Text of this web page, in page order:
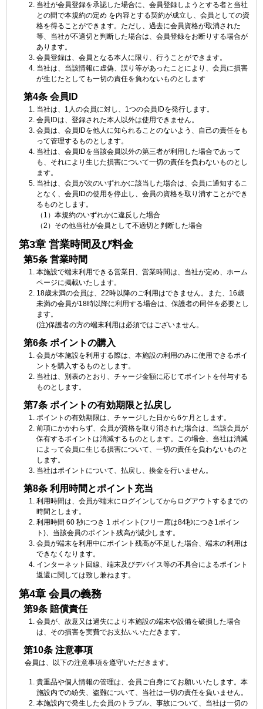
当社が会員登録を承認した場合に、会員登録しようとする者と当社
との間で本規約の定め を内容とする契約が成立し、会員としての資
格を得ることができます。ただし、過去に会員資格が取消された
等、当社が不適切と判断した場合は、会員登録をお断りする場合が
あります。
会員登録は、会員となる本人に限り、行うことができます。
当社は、当該情報に虚偽、誤り等があったことにより、会員に損害
が生じたとしても一切の責任を負わないものとします
第4条 会員ID
当社は、1人の会員に対し、1つの会員IDを発行します。
会員IDは、登録された本人以外は使用できません。
会員は、会員IDを他人に知られることのないよう、自己の責任をも
って管理するものとします。
当社は、会員IDを当該会員以外の第三者が利用した場合であって
も、それにより生じた損害について一切の責任を負わないものとし
ます。
当社は、会員が次のいずれかに該当した場合は、会員に通知するこ
となく、会員IDの使用を停止し、会員の資格を取り消すことができ
るものとします。
（1）本規約のいずれかに違反した場合
（2）その他当社が会員として不適切と判断した場合
第3章 営業時間及び料金
第5条 営業時間
本施設で端末利用できる営業日、営業時間は、当社が定め、ホーム
ページに掲載いたします。
18歳未満の会員は、22時以降のご利用はできません。また、16歳
未満の会員が18時以降に利用する場合は、保護者の同伴を必要とし
ます。
(注)保護者の方の端末利用は必須ではございません。
第6条 ポイントの購入
会員が本施設を利用する際は、本施設の利用のみに使用できるポイ
ントを購入するものとします。
当社は、別表のとおり、チャージ金額に応じてポイントを付与する
ものとします。
第7条 ポイントの有効期限と払戻し
ポイントの有効期限は、チャージした日から6ケ月とします。
前項にかかわらず、会員が資格を取り消された場合は、当該会員が
保有するポイントは消滅するものとします。この場合、当社は消滅
によって会員に生じる損害について、一切の責任を負わないものと
します。
当社はポイントについて、払戻し、換金を行いません。
第8条 利用時間とポイント充当
利用時間は、会員が端末にログインしてからログアウトするまでの
時間とします。
利用時間 60 秒につき 1 ポイント(フリー席は84秒につき1ポイン
ト)、当該会員のポイント残高が減少します。
会員が端末を利用中にポイント残高が不足した場合、端末の利用は
できなくなります。
インターネット回線、端末及びデバイス等の不具合によるポイント
返還に関しては致し兼ねます。
第4章 会員の義務
第9条 賠償責任
会員が、故意又は過失により本施設の端末や設備を破損した場合
は、その損害を実費でお支払いいただきます。
第10条 注意事項
会員は、以下の注意事項を遵守いただきます。
貴重品や個人情報の管理は、会員ご自身にてお願いいたします。本
施設内での紛失、盗難について、当社は一切の責任を負いません。
本施設内で発生した会員のトラブル、事故について、当社は一切の